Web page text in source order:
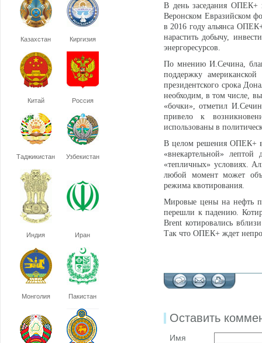
Казахстан Киргизия
Китай Россия
Таджикистан Узбекистан
Индия Иран
Монголия Пакистан
В день заседания ОПЕК+
Веронском Евразийском
в 2016 году альянса
нарастить добычу,
энергоресурсов.
По мнению И.Сечина,
поддержку
президентского срока
необходим, в том числе,
«бочки», отметил
привело к
использованы в
В целом решения ОПЕК+
«внекартельной»
«тепличных» условиях.
любой момент может
режима квотирования.
Мировые цены на нефть
перешли к падению.
Brent котировались
Так что ОПЕК+ ждет
Оставить
Имя